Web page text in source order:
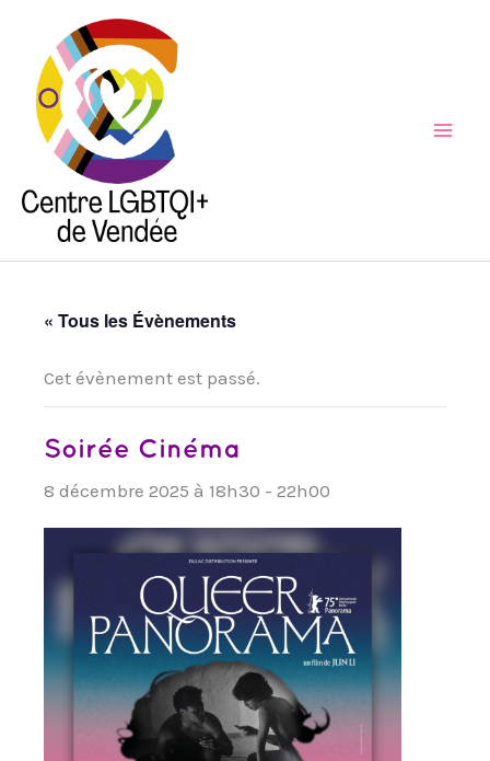
contenu
« Tous les Évènements
Cet évènement est passé.
Soirée Cinéma
8 décembre 2025 à 18h30 - 22h00